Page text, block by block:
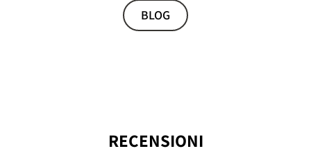
BLOG
RECENSIONI